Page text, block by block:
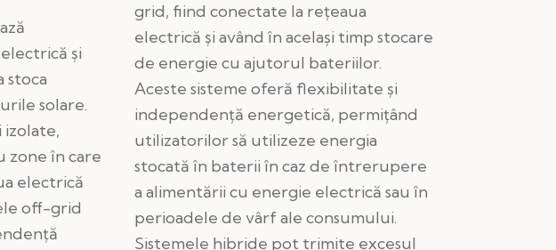
și
stoca
solare.
zone în care
electrică
off-grid
grid, fiind conectate la rețeaua
electrică și având în același timp stocare
de energie cu ajutorul bateriilor.
Aceste sisteme oferă flexibilitate și
independență energetică, permițând
utilizatorilor să utilizeze energia
stocată în baterii în caz de întrerupere
a alimentării cu energie electrică sau în
perioadele de vârf ale consumului.
Sistemele hibride pot trimite excesul